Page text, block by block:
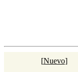
[Nuevo]